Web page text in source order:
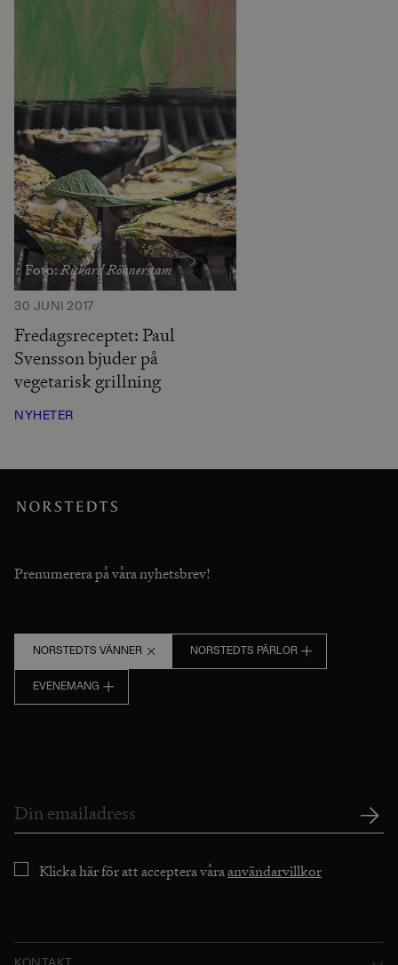
Foto:Rickard Rönnerstam
30 JUNI 2017
Fredagsreceptet: Paul
Svensson bjuder på
vegetarisk grillning
NYHETER
Prenumerera på våra nyhetsbrev!
NORSTEDTS VÄNNER NORSTEDTS PÄRLOR
EVENEMANG
Klicka här för att acceptera våraanvändarvillkor